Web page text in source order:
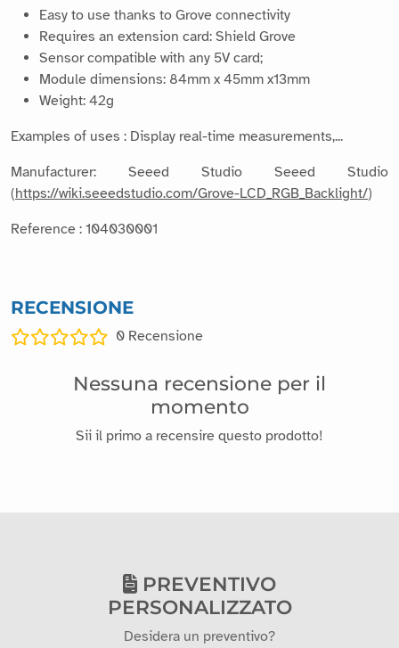
Easy to use thanks to Grove connectivity
Requires an extension card: Shield Grove
Sensor compatible with any 5V card;
Module dimensions: 84mm x 45mm x13mm
Weight: 42g
Examples of uses : Display real-time measurements,...
Manufacturer: Seeed Studio Seeed Studio
(https://wiki.seeedstudio.com/Grove-LCD_RGB_Backlight/)
Reference : 104030001
RECENSIONE
0 Recensione
Nessuna recensione per il
momento
Sii il primo a recensire questo prodotto!
PREVENTIVO
PERSONALIZZATO
Desidera un preventivo?